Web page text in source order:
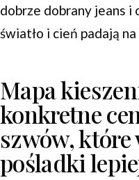
dobrze dobrany jeans i
światło i cień padają
Mapa
konkretne
szwów,
pośladki